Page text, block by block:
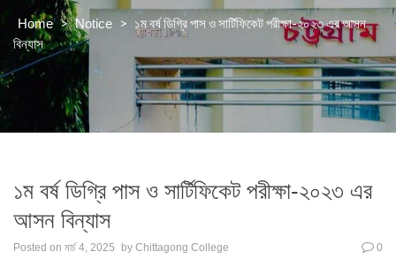
Home > Notice > ১ম বর্ষ ডিগ্রি পাস ও সার্টিফিকেট পরীক্ষা-২০২৩ এর আসন
বিন্যাস
১ম বর্ষ ডিগ্রি পাস ও সার্টিফিকেট পরীক্ষা-২০২৩ এর
আসন বিন্যাস
Posted on মার্চ 4, 2025 by Chittagong College 0